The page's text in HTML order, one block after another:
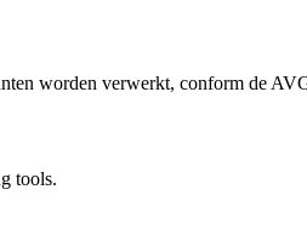
worden verwerkt, conform de
tools.